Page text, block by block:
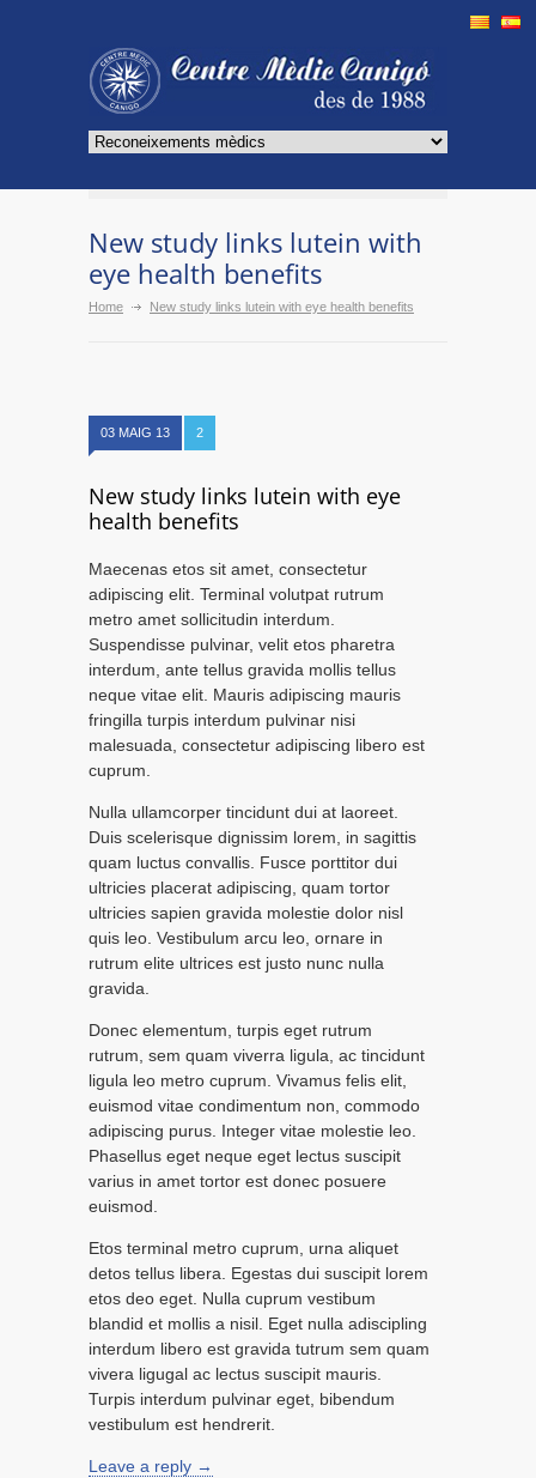
New study links lutein with
eye health benefits
Home New study links lutein with eye health benefits
03 MAIG 13 2
New study links lutein with eye
health benefits
Maecenas etos sit amet, consectetur
adipiscing elit. Terminal volutpat rutrum
metro amet sollicitudin interdum.
Suspendisse pulvinar, velit etos pharetra
interdum, ante tellus gravida mollis tellus
neque vitae elit. Mauris adipiscing mauris
fringilla turpis interdum pulvinar nisi
malesuada, consectetur adipiscing libero est
cuprum.
Nulla ullamcorper tincidunt dui at laoreet.
Duis scelerisque dignissim lorem, in sagittis
quam luctus convallis. Fusce porttitor dui
ultricies placerat adipiscing, quam tortor
ultricies sapien gravida molestie dolor nisl
quis leo. Vestibulum arcu leo, ornare in
rutrum elite ultrices est justo nunc nulla
gravida.
Donec elementum, turpis eget rutrum
rutrum, sem quam viverra ligula, ac tincidunt
ligula leo metro cuprum. Vivamus felis elit,
euismod vitae condimentum non, commodo
adipiscing purus. Integer vitae molestie leo.
Phasellus eget neque eget lectus suscipit
varius in amet tortor est donec posuere
euismod.
Etos terminal metro cuprum, urna aliquet
detos tellus libera. Egestas dui suscipit lorem
etos deo eget. Nulla cuprum vestibum
blandid et mollis a nisil. Eget nulla adiscipling
interdum libero est gravida tutrum sem quam
vivera ligugal ac lectus suscipit mauris.
Turpis interdum pulvinar eget, bibendum
vestibulum est hendrerit.
Leave a reply →